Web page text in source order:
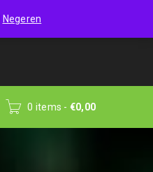
Negeren
0 items - €0,00